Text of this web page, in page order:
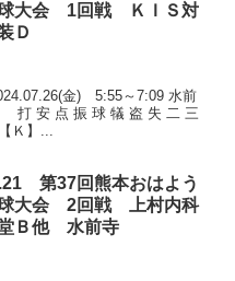
大会 1回戦 ＫＩＳ対
Ｄ
金) 5:55～7:09 水前
安 点 振 球 犠 盗 失 二 三
Ｋ】...
第37回熊本おはよう
大会 2回戦 上村内科
Ｂ他 水前寺